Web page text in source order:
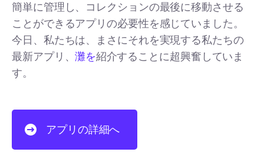
簡単に管理し、コレクションの最後に移動させる
ことができるアプリの必要性を感じていました。
今日、私たちは、まさにそれを実現する私たちの
最新アプリ、灘を紹介することに超興奮していま
す。
アプリの詳細へ